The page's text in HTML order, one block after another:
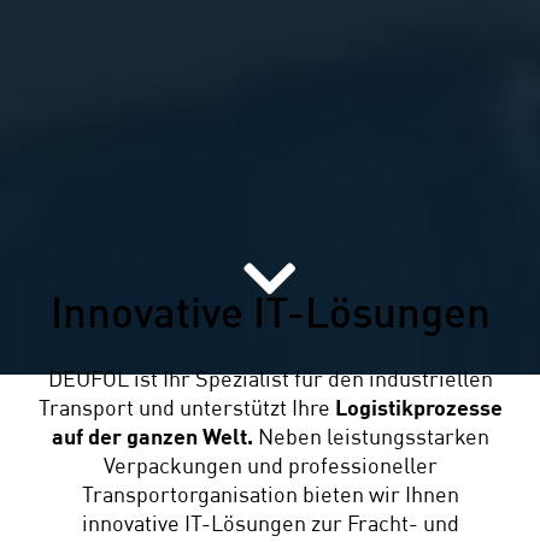
Innovative IT-Lösungen
DEUFOL ist Ihr Spezialist für den industriellen
Transport und unterstützt Ihre Logistikprozesse
auf der ganzen Welt. Neben leistungsstarken
Verpackungen und professioneller
Transportorganisation bieten wir Ihnen
innovative IT-Lösungen zur Fracht- und